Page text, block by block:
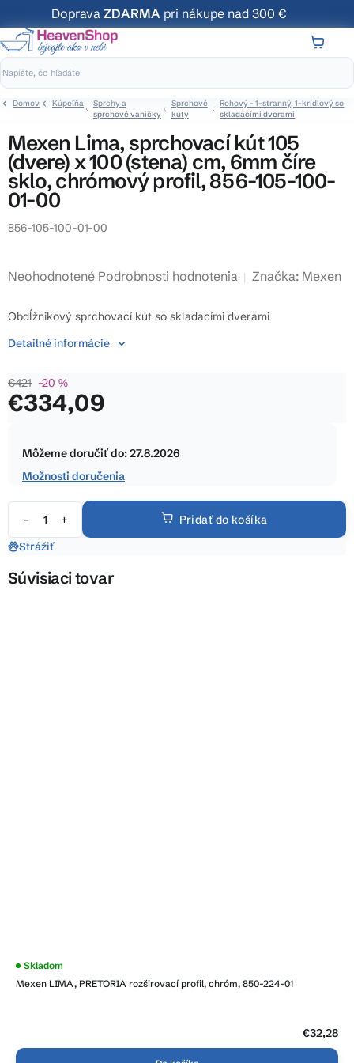
na
obsah
Doprava ZDARMA pri nákupe nad 300 €
Domov Kúpeľňa
Sprchy a
sprchové vaničky
Sprchové
kúty
Rohový - 1-stranný, 1-krídlový so
skladacími dverami
Mexen Lima, sprchovací kút 105
(dvere) x 100 (stena) cm, 6mm číre
sklo, chrómový profil, 856-105-100-
01-00
856-105-100-01-00
Priemerné
produktu
0,0
5
hviezdičiek.
Neohodnotené Podrobnosti hodnotenia Značka: Mexen
€421 –20 %
€334,09
cena:
Môžeme doručiť do:27.8.2026
Možnosti doručenia
Pridať do košíka
Obdĺžnikový sprchovací kút so skladacími dverami
Detailné informácie
Strážiť
Súvisiaci tovar
Mexen LIMA, PRETORIA rozširovací profil, chróm, 850-224-01
Skladom
€32,28